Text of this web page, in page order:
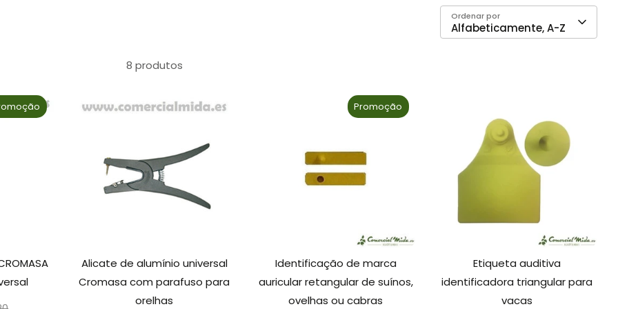
Ordenar por
Alfabeticamente, A-Z
8 produtos
Alicate de alumínio universal
Cromasa com parafuso para
orelhas
Identificação de marca
auricular retangular de suínos,
ovelhas ou cabras
Promoção
Etiqueta auditiva
identificadora triangular para
vacas